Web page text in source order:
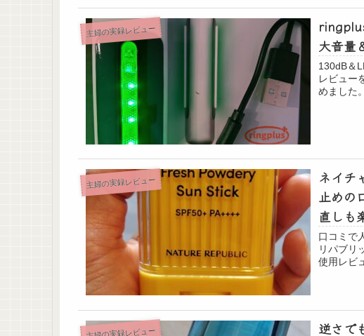
主婦の実録レビュー
大音量
130dB＆
レビュー
めました。
主婦の実録レビュー
ネイチ
止めの
直しも
口コミで
リパブリ
使用レビ
主婦の実録レビュー
逆さで